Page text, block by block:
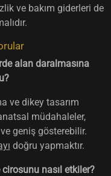
ve bakım giderleri de
alan daralmasına
ve dikey tasarım
müdahaleler,
geniş gösterebilir.
doğru yapmaktır.
nasıl etkiler?